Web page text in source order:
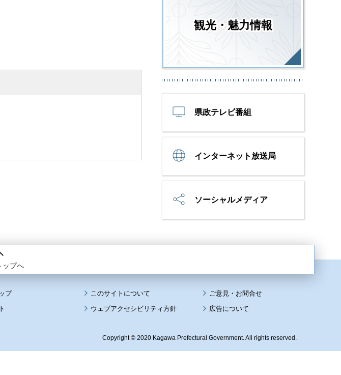
観光・魅力情報
県政テレビ番組
インターネット放送局
ソーシャルメディア
ップへ
プ
このサイトについて
ウェブアクセシビリティ方針 広告について
Copyright © 2020 Kagawa Prefectural Government. All rights reserved.